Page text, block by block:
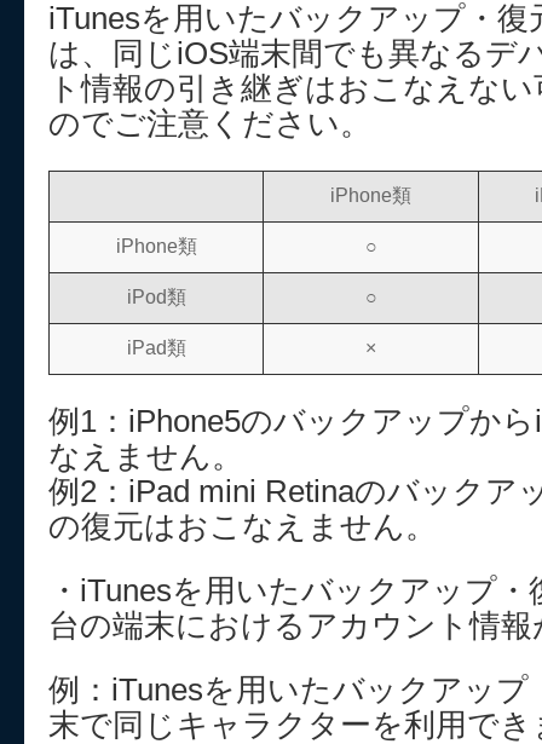
iTunesを用いたバックアップ・
は、同じiOS端末間でも異なるデ
ト情報の引き継ぎはおこなえな
のでご注意ください。
iPhone類
iPhone類 ○
iPod類 ○
iPad類 ×
例1：iPhone5のバックアップか
なえません。
例2：iPad mini Retinaのバックア
の復元はおこなえません。
・iTunesを用いたバックアップ
台の端末におけるアカウント情
例：iTunesを用いたバックアップ
末で同じキャラクターを利用でき